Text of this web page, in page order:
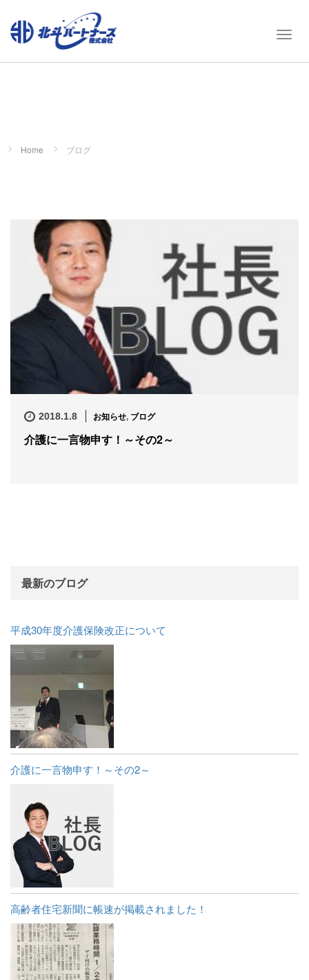
T
g
Home ブログ
2018.1.8 お知らせ, ブログ
介護に一言物申す！～その2～
最新のブログ
平成30年度介護保険改正について
介護に一言物申す！～その2～
高齢者住宅新聞に帳速が掲載されました！